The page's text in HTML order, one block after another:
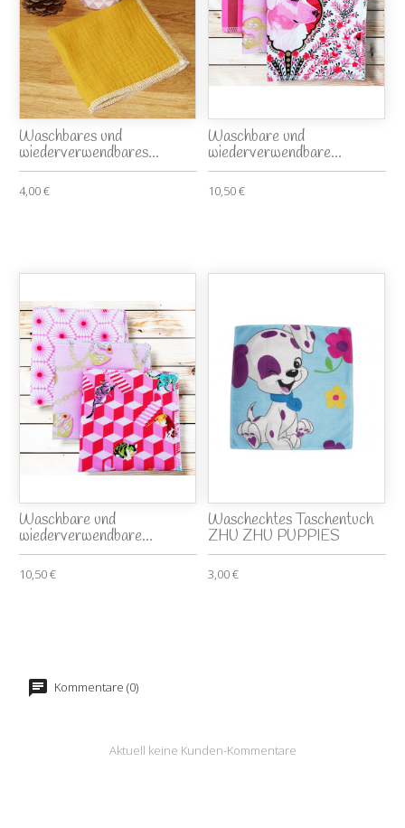
Waschbares und
wiederverwendbares...
4,00 €
Waschbare und
wiederverwendbare...
10,50 €
Waschbare und
wiederverwendbare...
10,50 €
Waschechtes Taschentuch
ZHU ZHU PUPPIES
3,00 €
Kommentare (0)
Aktuell keine Kunden-Kommentare